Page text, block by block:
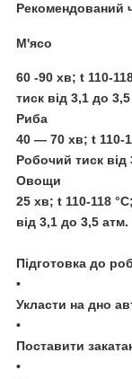
Рекомендований
М'ясо
60 -90 хв; t 110-
тиск від 3,1 до
Риба
40 — 70 хв; t 110-
Робочий тиск від
Овощи
25 хв; t 110-118
від 3,1 до 3,5 атм.
Підготовка до
•
Укласти на дно
•
Поставити
•